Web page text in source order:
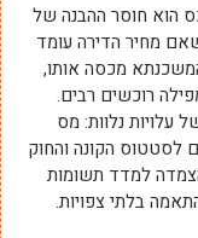
הוא חוסר ההבנה של
מחיר הדירה עומד
מכסה אותו,
רוכשים רבים.
עלויות נלוות: מס
לסטטוס הקונה והחוק
למדד תשומות
בלתי צפויות.